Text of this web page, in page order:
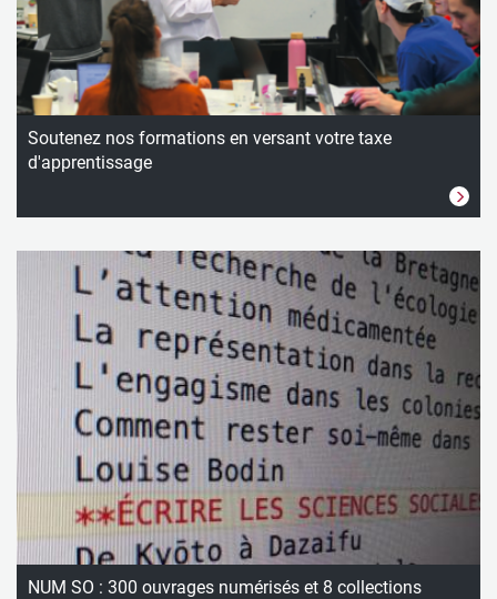
Soutenez nos formations en versant votre taxe
d'apprentissage
NUM SO : 300 ouvrages numérisés et 8 collections